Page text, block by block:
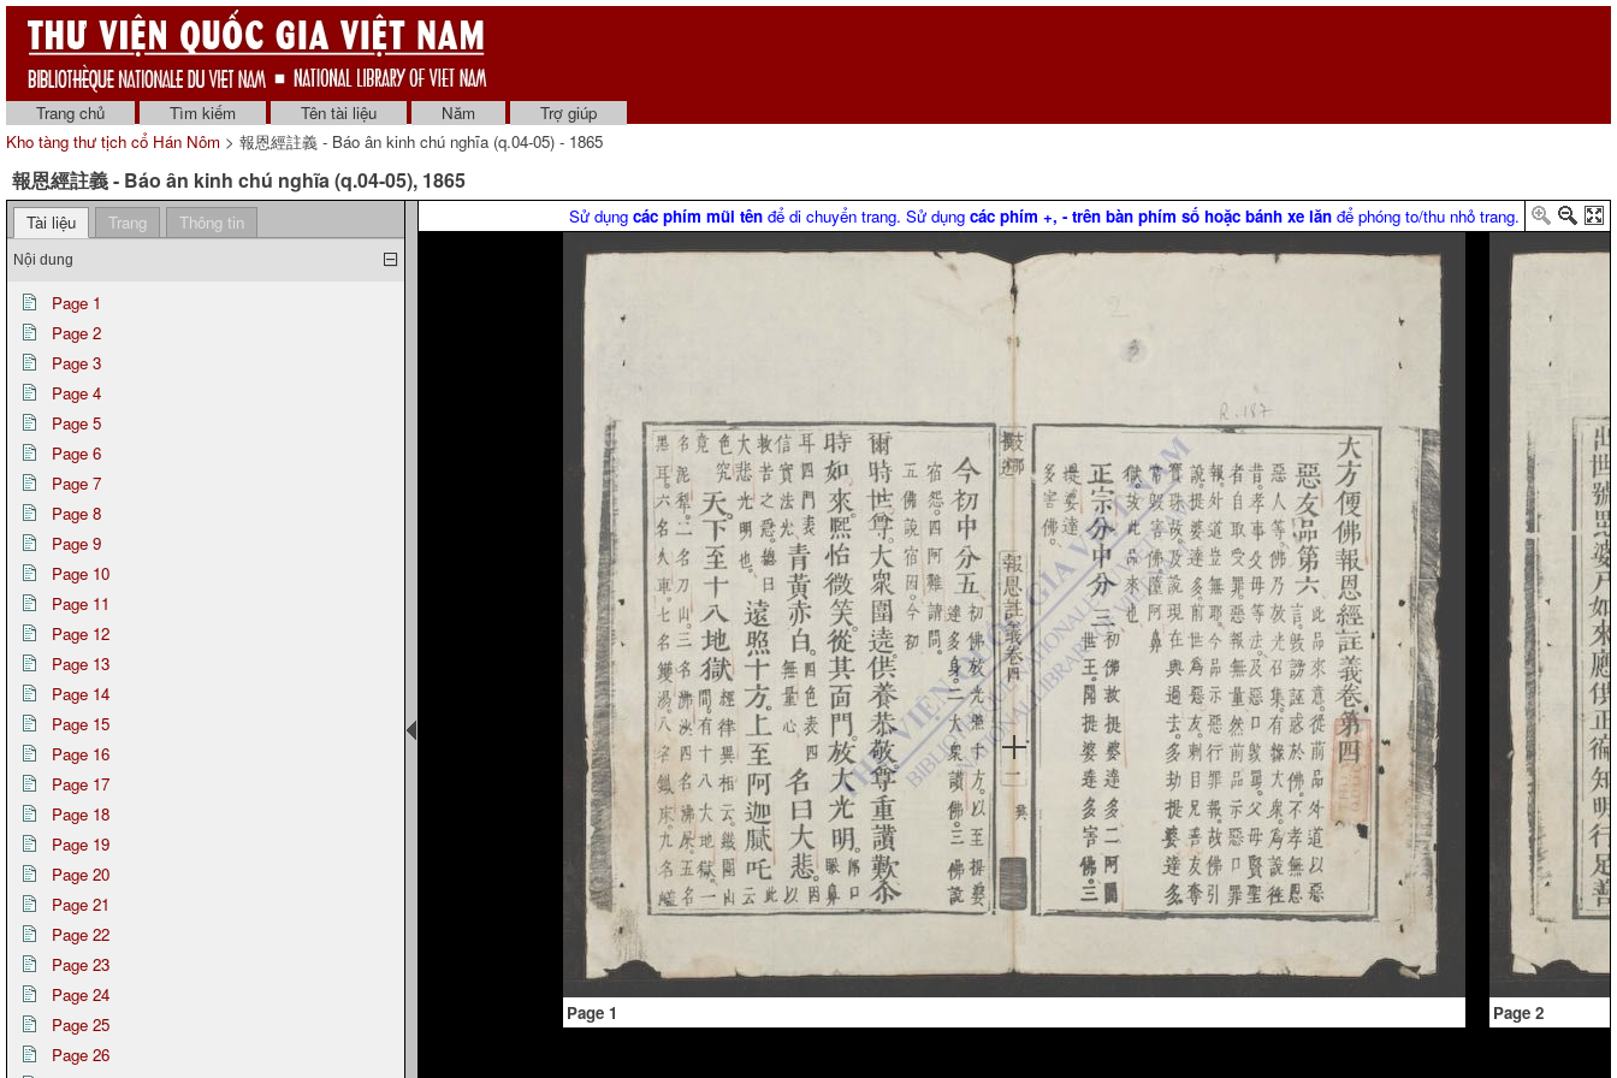
Trang chủ Tìm kiếm Tên tài liệu Năm
Trợ giúp
Kho tàng thư tịch cổ Hán Nôm > 報恩經註義 - Báo ân kinh chú nghĩa (q.04-05) - 1865
報恩經註義 - Báo ân kinh chú nghĩa (q.04-05), 1865
Tài liệu Trang Thông tin
Nội dung
Page 1
Page 2
Page 3
Page 4
Page 5
Page 6
Page 7
Page 8
Page 9
Page 10
Page 11
Page 12
Page 13
Page 14
Page 15
Page 16
Page 17
Page 18
Page 19
Page 20
Page 21
Page 22
Page 23
Page 24
Page 25
Page 26
Sử dụng các phím mũi tên để di chuyển trang. Sử dụng các phím +, - trên bàn phím số hoặc bánh xe lăn để phóng to/thu nhỏ trang.
Page 1 Page 2